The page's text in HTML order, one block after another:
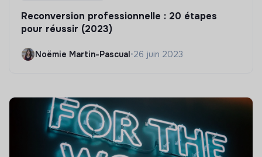
Reconversion professionnelle : 20 étapes
pour réussir (2023)
Noëmie Martin-Pascual•26 juin 2023